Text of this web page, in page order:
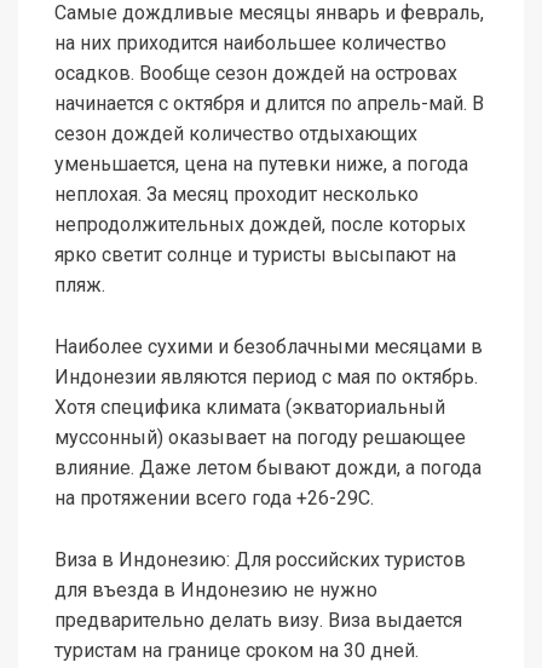
Самые дождливые месяцы январь и февраль,
на них приходится наибольшее количество
осадков. Вообще сезон дождей на островах
начинается с октября и длится по апрель-май. В
сезон дождей количество отдыхающих
уменьшается, цена на путевки ниже, а погода
неплохая. За месяц проходит несколько
непродолжительных дождей, после которых
ярко светит солнце и туристы высыпают на
пляж.
Наиболее сухими и безоблачными месяцами в
Индонезии являются период с мая по октябрь.
Хотя специфика климата (экваториальный
муссонный) оказывает на погоду решающее
влияние. Даже летом бывают дожди, а погода
на протяжении всего года +26-29С.
Виза в Индонезию: Для российских туристов
для въезда в Индонезию не нужно
предварительно делать визу. Виза выдается
туристам на границе сроком на 30 дней.